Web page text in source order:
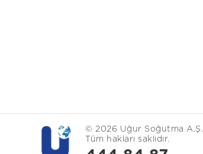
© 2026 Uğur Soğutma A.Ş.
Tüm hakları saklıdır.